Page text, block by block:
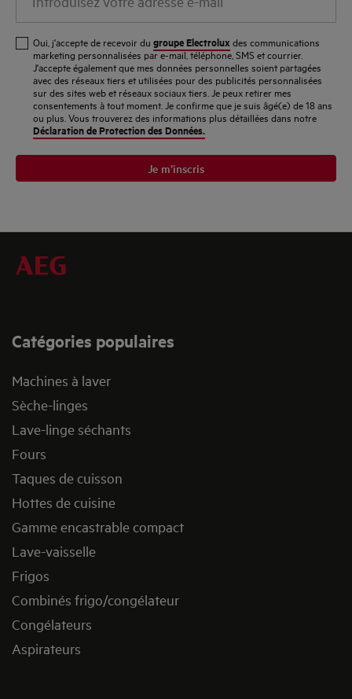
votre
e-
mail
Oui, j'accepte de recevoir du groupe Electrolux des communications
marketing personnalisées par e-mail, téléphone, SMS et courrier.
J'accepte également que mes données personnelles soient partagées
avec des réseaux tiers et utilisées pour des publicités personnalisées
sur des sites web et réseaux sociaux tiers. Je peux retirer mes
consentements à tout moment. Je confirme que je suis âgé(e) de 18 ans
ou plus. Vous trouverez des informations plus détaillées dans notre
Déclaration de Protection des Données.
Je m’inscris
Catégories populaires
Machines à laver
Sèche-linges
Lave-linge séchants
Fours
Taques de cuisson
Hottes de cuisine
Gamme encastrable compact
Lave-vaisselle
Frigos
Combinés frigo/congélateur
Congélateurs
Aspirateurs